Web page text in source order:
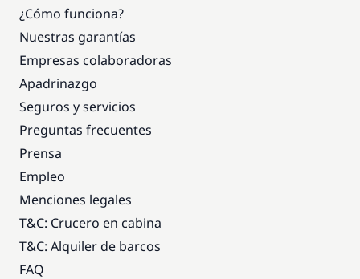
¿Cómo funciona?
Nuestras garantías
Empresas colaboradoras
Apadrinazgo
Seguros y servicios
Preguntas frecuentes
Prensa
Empleo
Menciones legales
T&C: Crucero en cabina
T&C: Alquiler de barcos
FAQ